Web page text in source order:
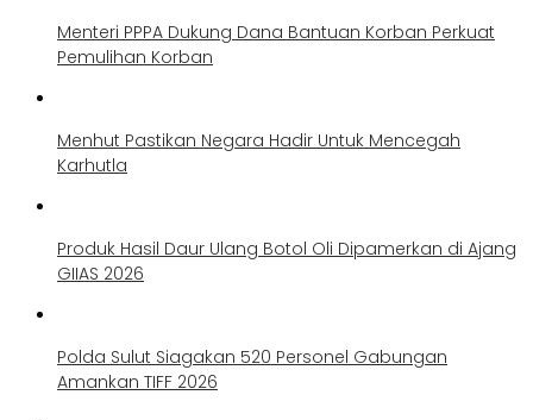
Menteri PPPA Dukung Dana Bantuan Korban Perkuat
Pemulihan Korban
Menhut Pastikan Negara Hadir Untuk Mencegah
Karhutla
Produk Hasil Daur Ulang Botol Oli Dipamerkan di Ajang
GIIAS 2026
Polda Sulut Siagakan 520 Personel Gabungan
Amankan TIFF 2026